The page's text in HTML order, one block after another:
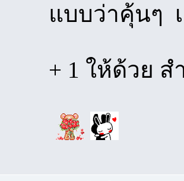
แบบว่าคุ้นๆ
+ 1 ให้ด้วย